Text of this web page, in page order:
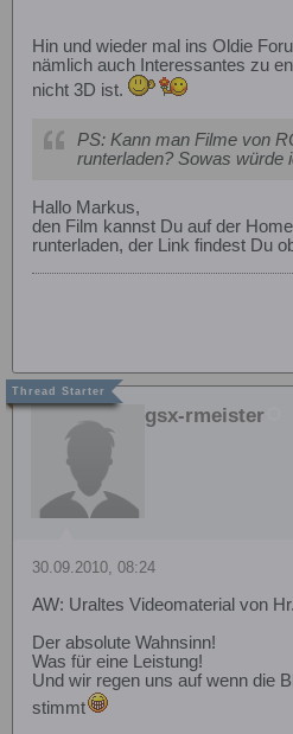
Hin und wieder mal ins Oldie
nämlich auch Interessantes zu
nicht 3D ist.
PS: Kann man Filme von
runterladen? Sowas würde
Hallo Markus,
den Film kannst Du auf der
runterladen, der Link findest Du
gsx-rmeister
30.09.2010, 08:24
AW: Uraltes Videomaterial von
Der absolute Wahnsinn!
Was für eine Leistung!
Und wir regen uns auf wenn die
stimmt